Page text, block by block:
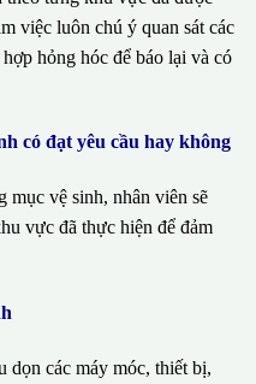
việc luôn chú ý quan sát các
hỏng hóc để báo lại và có
có đạt yêu cầu hay không
mục vệ sinh, nhân viên sẽ
vực đã thực hiện để đảm
dọn các máy móc, thiết bị,